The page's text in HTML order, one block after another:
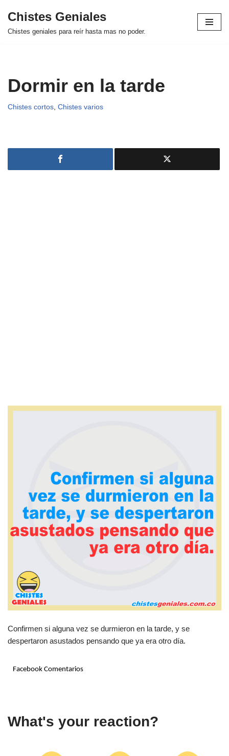
Saltar
Chistes Geniales
Chistes geniales para reír hasta mas no poder.
Dormir en la tarde
Chistes cortos, Chistes varios
Confirmen si alguna vez se durmieron en la tarde, y se
despertaron asustados pensando que ya era otro día.
Facebook Comentarios
What's your reaction?